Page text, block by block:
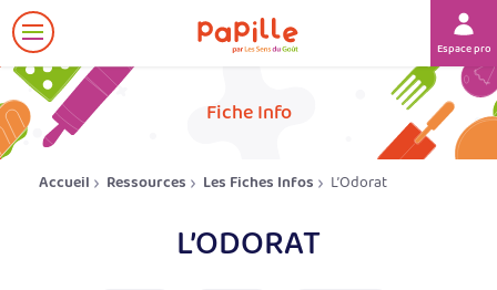
Afficher
le
menu
Espace
Fiche Info
Accueil Ressources Les Fiches Infos L’Odorat
L’ODORAT